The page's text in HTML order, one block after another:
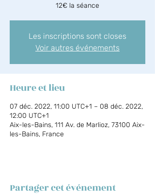
12€ la séance
Les inscriptions sont closes
Voir autres événements
Heure et lieu
07 déc. 2022, 11:00 UTC+1 – 08 déc. 2022,
12:00 UTC+1
Aix-les-Bains, 111 Av. de Marlioz, 73100 Aix-
les-Bains, France
Partager cet événement